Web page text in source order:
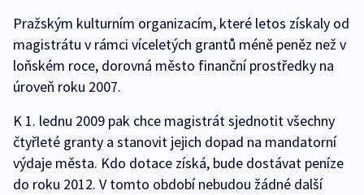
Pražským kulturním organizacím, které letos získaly od
magistrátu v rámci víceletých grantů méně peněz než v
loňském roce, dorovná město finanční prostředky na
úroveň roku 2007.
K 1. lednu 2009 pak chce magistrát sjednotit všechny
čtyřleté granty a stanovit jejich dopad na mandatorní
výdaje města. Kdo dotace získá, bude dostávat peníze
do roku 2012. V tomto období nebudou žádné další